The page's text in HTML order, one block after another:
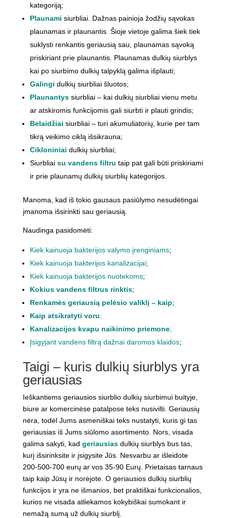
kategoriją;
Plaunami siurbliai. Dažnas painioja žodžių sąvokas
plaunamas ir plaunantis. Šioje vietoje galima šiek tiek
suklysti renkantis geriausią sau, plaunamas sąvoką
priskiriant prie plaunantis. Plaunamas dulkių siurblys
kai po siurbimo dulkių talpyklą galima išplauti;
Galingi dulkių siurbliai šluotos;
Plaunantyssiurbliai – kai dulkių siurbliai vienu metu
ar atskiromis funkcijomis gali siurbti ir plauti grindis;
Belaidžiai siurbliai – turi akumuliatorių, kurie per tam
tikrą veikimo ciklą išsikrauna;
Cikloniniai dulkių siurbliai;
Siurbliai su vandens filtru taip pat gali būti priskiriami
ir prie plaunamų dulkių siurblių kategorijos.
Manoma, kad iš tokio gausaus pasiūlymo nesudėtingai
įmanoma išsirinkti sau geriausią.
Naudinga pasidomėti:
Kiek kainuoja bakterijos valymo įrenginiams;
Kiek kainuoja bakterijos kanalizacijai;
Kiek kainuoja bakterijos nuotekoms;
Kokius vandens filtrus rinktis;
Renkamės geriausią pelėsio valiklį – kaip;
Kaip atsikratyti voru;
Kanalizacijos kvapu naikinimo priemone;
Įsigyjant vandens filtrą dažnai daromos klaidos;
Taigi – kuris dulkių siurblys yra
geriausias
Ieškantiems geriausios siurblio dulkių siurbimui buityje,
biure ar komercinėse patalpose teks nusivilti. Geriausių
nėra, todėl Jums asmeniškai teks nustatyti, kuris gi tas
geriausias iš Jums siūlomo asortimento. Nors, visada
galima sakyti, kad geriausiasdulkių siurblys bus tas,
kurį išsirinksite ir įsigysite Jūs. Nesvarbu ar išleidote
200-500-700 eurų ar vos 35-90 Eurų. Prietaisas tarnaus
taip kaip Jūsų ir norėjote. O geriausios dulkių siurblių
funkcijos ir yra ne išmanios, bet praktiškai funkcionalios,
kurios ne visada atliekamos kokybiškai sumokant ir
nemažą sumą už dulkių siurblį.